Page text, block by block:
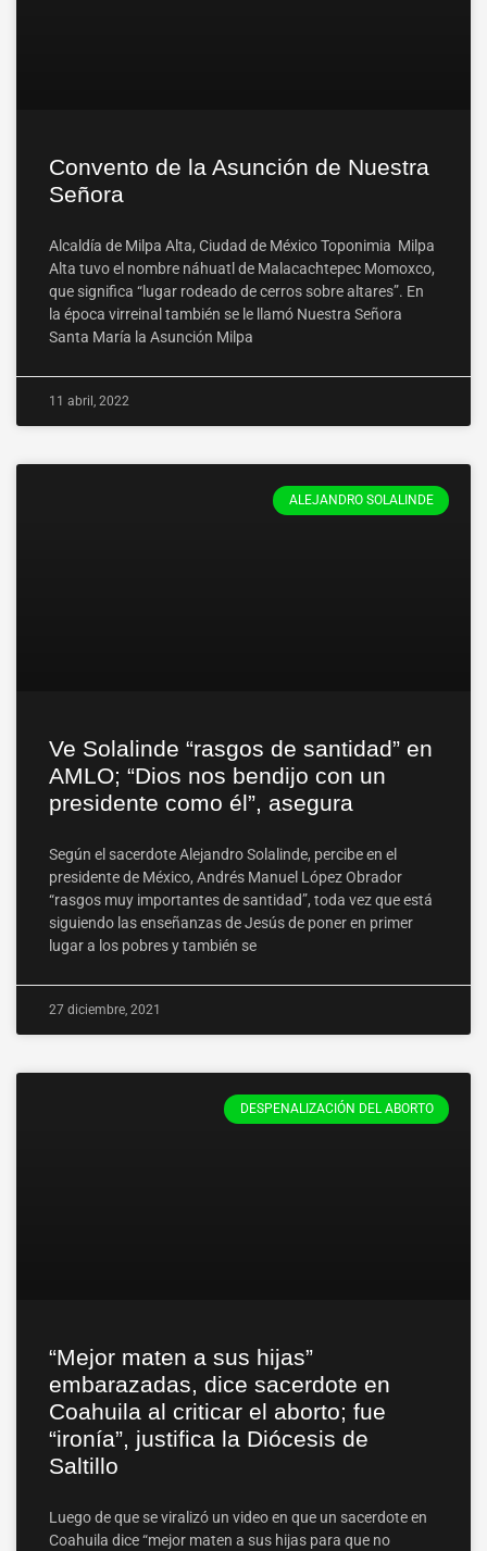
Convento de la Asunción de Nuestra
Señora
Alcaldía de Milpa Alta, Ciudad de México Toponimia Milpa
Alta tuvo el nombre náhuatl de Malacachtepec Momoxco,
que significa “lugar rodeado de cerros sobre altares”. En
la época virreinal también se le llamó Nuestra Señora
Santa María la Asunción Milpa
11 abril, 2022
ALEJANDRO SOLALINDE
Ve Solalinde “rasgos de santidad” en
AMLO; “Dios nos bendijo con un
presidente como él”, asegura
Según el sacerdote Alejandro Solalinde, percibe en el
presidente de México, Andrés Manuel López Obrador
“rasgos muy importantes de santidad”, toda vez que está
siguiendo las enseñanzas de Jesús de poner en primer
lugar a los pobres y también se
27 diciembre, 2021
DESPENALIZACIÓN DEL ABORTO
“Mejor maten a sus hijas”
embarazadas, dice sacerdote en
Coahuila al criticar el aborto; fue
“ironía”, justifica la Diócesis de
Saltillo
Luego de que se viralizó un video en que un sacerdote en
Coahuila dice “mejor maten a sus hijas para que no